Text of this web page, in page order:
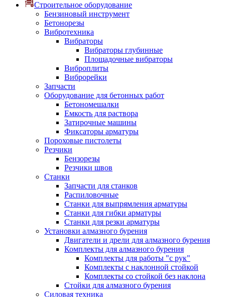
Строительное оборудование
Бензиновый инструмент
Бетонорезы
Вибротехника
Вибраторы
Вибраторы глубинные
Площадочные вибраторы
Виброплиты
Виброрейки
Запчасти
Оборудование для бетонных работ
Бетономешалки
Емкость для раствора
Затирочные машины
Фиксаторы арматуры
Пороховые пистолеты
Резчики
Бензорезы
Резчики швов
Станки
Запчасти для станков
Распиловочные
Станки для выпрямления арматуры
Станки для гибки арматуры
Станки для резки арматуры
Установки алмазного бурения
Двигатели и дрели для алмазного бурения
Комплекты для алмазного бурения
Комплекты для работы "с рук"
Комплекты с наклонной стойкой
Комплекты со стойкой без наклона
Стойки для алмазного бурения
Силовая техника